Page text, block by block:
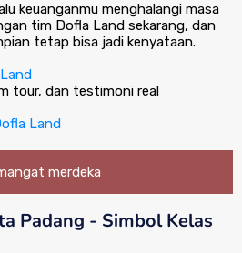
keuanganmu menghalangi masa
tim Dofla Land sekarang, dan
tetap bisa jadi kenyataan.
tour, dan testimoni real
Land
Padang - Simbol Kelas